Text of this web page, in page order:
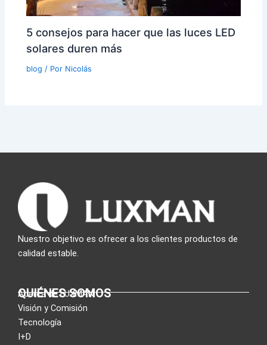
5 consejos para hacer que las luces LED
solares duren más
blog / Por Nicolás
Nuestro objetivo es ofrecer a los clientes productos de
calidad estable.
QUIÉNES SOMOS
Acerca de LUXMAN
Visión y Comisión
Tecnología
I+D